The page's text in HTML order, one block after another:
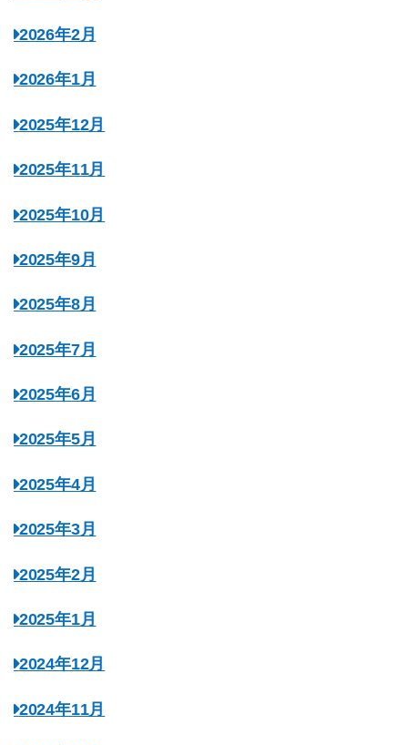
2026年2月
2026年1月
2025年12月
2025年11月
2025年10月
2025年9月
2025年8月
2025年7月
2025年6月
2025年5月
2025年4月
2025年3月
2025年2月
2025年1月
2024年12月
2024年11月